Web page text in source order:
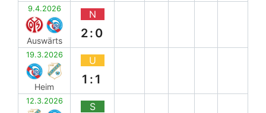
9.4.2026
Auswärts
N
2:0
19.3.2026
Heim
U
1:1
12.3.2026 S